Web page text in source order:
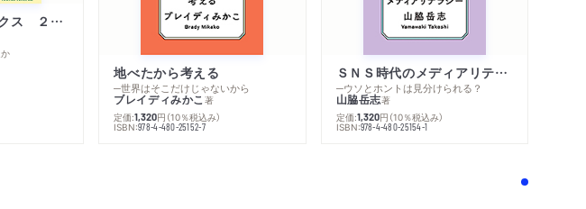
ムーミン・コミックス ２ あこがれの遠い土地
地べたから考える
─世界はそこだけじゃないから
ブレイディみかこ著
定価:1,320円 （10％税込み）
ISBN:978-4-480-25152-7
ＳＮＳ時代のメディアリテラシー
─ウソとホントは見分けられる？
山脇岳志著
定価:1,320円 （10％税込み）
ISBN:978-4-480-25154-1